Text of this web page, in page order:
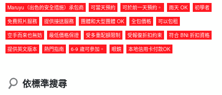
建議：
◆免費相片資料包括
包括免費租借觀光器材
◆ 參加日期前一天的 18:00 之前
◆Miyako Island 和 Kuruma Island 區域。
Maruyu（出色的安全措施）承包商 可當天預約 可於前一天預約。 雨天 OK
初學者
免費照片服務
提供接送服務 團體和大型團體 OK 全包價格
可以包租
空手而來也無妨
最低價格保證 受多重配額限制 受報復折扣約束
符合 BNi 折扣資格
提供英文版本
熱門指南 6-9 歲可參加。 眼鏡 本地信用卡付款OK
依標準搜尋